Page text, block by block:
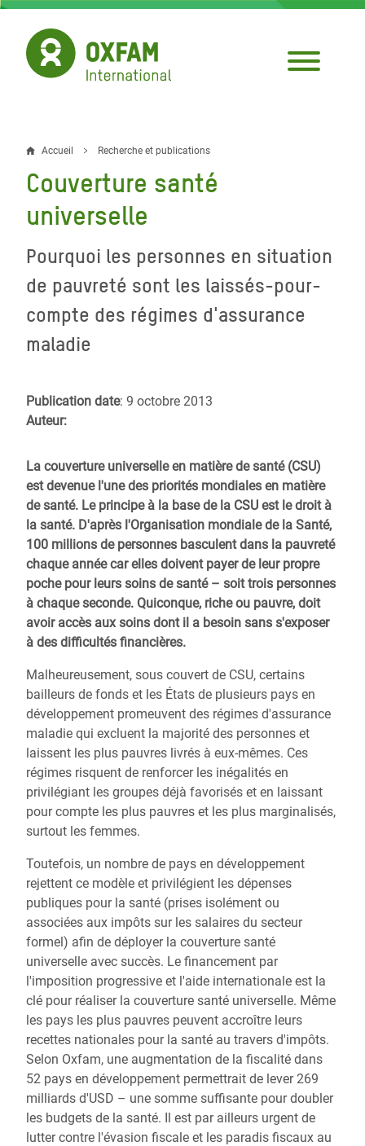
Aller
contenu
principal
Fil
d'Ariane
Accueil Recherche et publications
Couverture santé
universelle
Pourquoi les personnes en situation
de pauvreté sont les laissés-pour-
compte des régimes d'assurance
maladie
Publication date: 9 octobre 2013
Auteur:
La couverture universelle en matière de santé (CSU)
est devenue l'une des priorités mondiales en matière
de santé. Le principe à la base de la CSU est le droit à
la santé. D'après l'Organisation mondiale de la Santé,
100 millions de personnes basculent dans la pauvreté
chaque année car elles doivent payer de leur propre
poche pour leurs soins de santé – soit trois personnes
à chaque seconde. Quiconque, riche ou pauvre, doit
avoir accès aux soins dont il a besoin sans s'exposer
à des difficultés financières.
Malheureusement, sous couvert de CSU, certains
bailleurs de fonds et les États de plusieurs pays en
développement promeuvent des régimes d'assurance
maladie qui excluent la majorité des personnes et
laissent les plus pauvres livrés à eux-mêmes. Ces
régimes risquent de renforcer les inégalités en
privilégiant les groupes déjà favorisés et en laissant
pour compte les plus pauvres et les plus marginalisés,
surtout les femmes.
Toutefois, un nombre de pays en développement
rejettent ce modèle et privilégient les dépenses
publiques pour la santé (prises isolément ou
associées aux impôts sur les salaires du secteur
formel) afin de déployer la couverture santé
universelle avec succès. Le financement par
l'imposition progressive et l'aide internationale est la
clé pour réaliser la couverture santé universelle. Même
les pays les plus pauvres peuvent accroître leurs
recettes nationales pour la santé au travers d'impôts.
Selon Oxfam, une augmentation de la fiscalité dans
52 pays en développement permettrait de lever 269
milliards d'USD – une somme suffisante pour doubler
les budgets de la santé. Il est par ailleurs urgent de
lutter contre l'évasion fiscale et les paradis fiscaux au